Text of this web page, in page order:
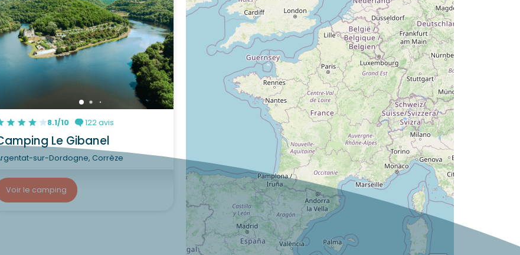
Découvrir
8.1/10 122 avis
Le Gibanel
sur-Dordogne, Corrèze
Voir le camping